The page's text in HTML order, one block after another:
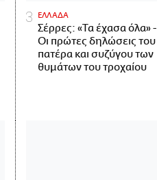
ΕΛΛΑΔΑ
Σέρρες: «Τα έχασα όλα» -
Οι πρώτες δηλώσεις του
πατέρα και συζύγου των
θυμάτων του τροχαίου